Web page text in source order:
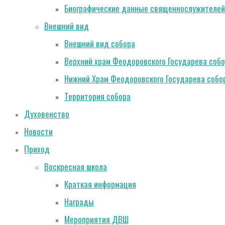
Биографические данные
Внешний вид
Внешний вид собора
Верхний храм Феодоровского Государева
Нижний Храм Феодоровского Государева
Территория собора
Духовенство
Новости
Приход
Воскресная школа
Краткая информация
Награды
Мероприятия ДВШ